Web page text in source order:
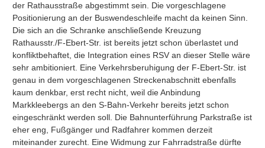
der Rathausstraße abgestimmt sein. Die vorgeschlagene
Positionierung an der Buswendeschleife macht da keinen Sinn.
Die sich an die Schranke anschließende Kreuzung
Rathausstr./F-Ebert-Str. ist bereits jetzt schon überlastet und
konfliktbehaftet, die Integration eines RSV an dieser Stelle wäre
sehr ambitioniert. Eine Verkehrsberuhigung der F-Ebert-Str. ist
genau in dem vorgeschlagenen Streckenabschnitt ebenfalls
kaum denkbar, erst recht nicht, weil die Anbindung
Markkleebergs an den S-Bahn-Verkehr bereits jetzt schon
eingeschränkt werden soll. Die Bahnunterführung Parkstraße ist
eher eng, Fußgänger und Radfahrer kommen derzeit
miteinander zurecht. Eine Widmung zur Fahrradstraße dürfte